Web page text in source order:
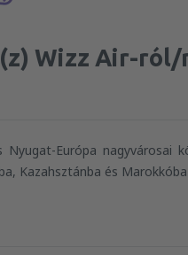
Wizz Air-
Európa nagyvárosai
Kazahsztánba és